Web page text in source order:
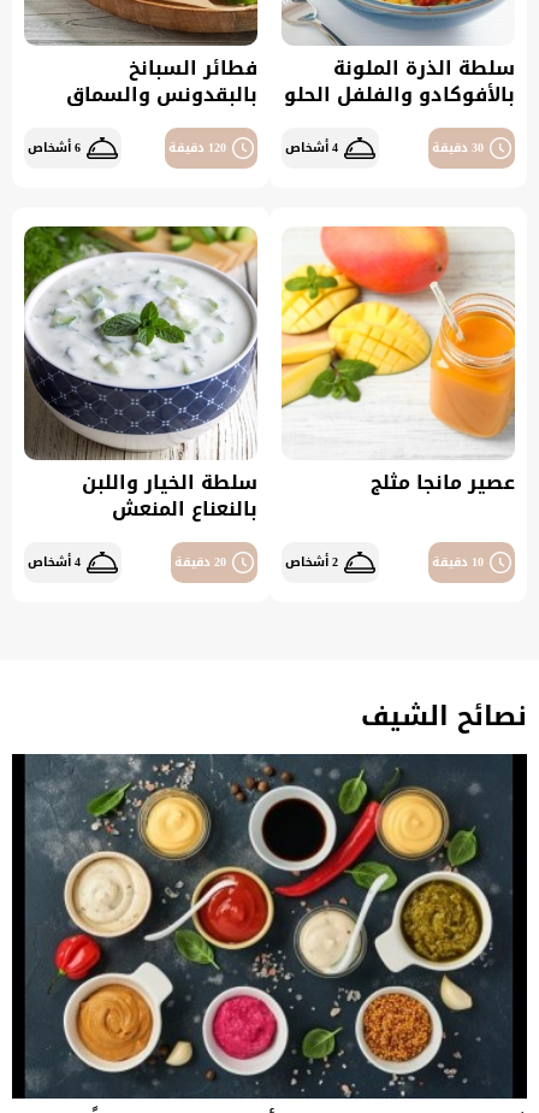
سلطة الذرة الملونة
بالأفوكادو والفلفل الحلو
30 دقيقة 4 أشخاص
فطائر السبانخ
بالبقدونس والسماق
120 دقيقة 6 أشخاص
عصير مانجا مثلج
10 دقيقة 2 أشخاص
سلطة الخيار واللبن
بالنعناع المنعش
20 دقيقة 4 أشخاص
نصائح الشيف